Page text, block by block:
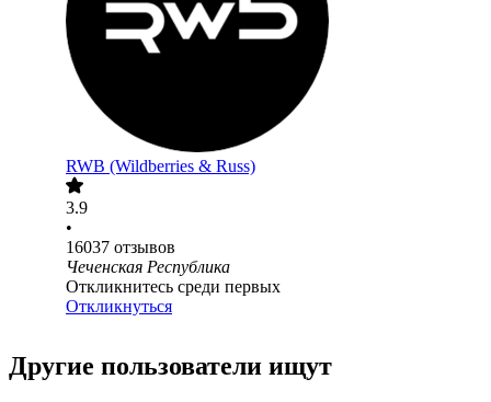
RWB (Wildberries & Russ)
3.9
•
16037 отзывов
Чеченская Республика
Откликнитесь среди первых
Откликнуться
Другие пользователи ищут